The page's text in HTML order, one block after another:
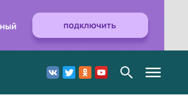
Toggle
navigation